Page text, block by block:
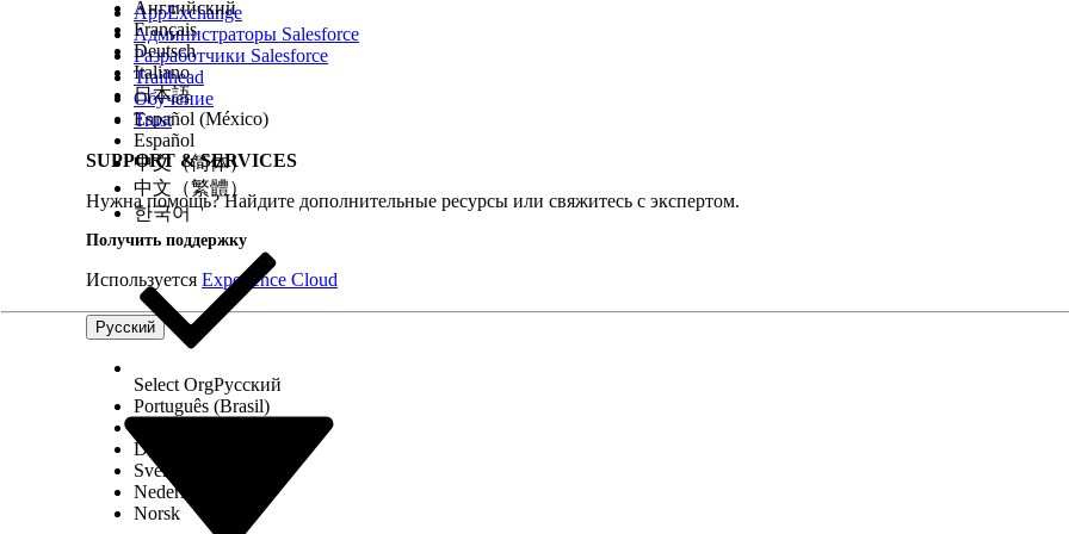
См. также:
Справка Salesforce: Контекстная служба
ЭТА СТАТЬЯ РЕШИЛА ВАШУ ПРОБЛЕМУ?
Оставьте свой отзыв, чтобы мы могли стать лучше!
AppExchange
Администраторы Salesforce
Разработчики Salesforce
Trailhead
Обучение
Trust
SUPPORT & SERVICES
Нужна помощь? Найдите дополнительные ресурсы или свяжитесь с экспертом.
Получить поддержку
Используется Experience Cloud
Русский
Английский
Français
Deutsch
Italiano
日本語
Español (México)
Español
中文（简体）
中文（繁體）
한국어
Select OrgРусский
Português (Brasil)
Dansk
Svenska
Nederlands
Norsk